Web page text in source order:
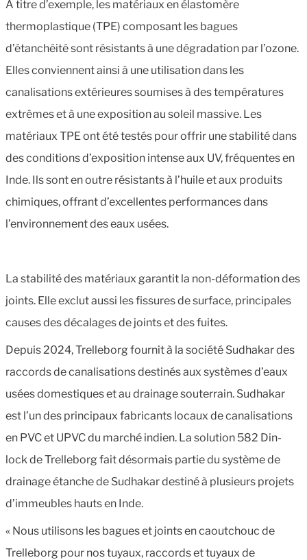
À titre d’exemple, les matériaux en élastomère
thermoplastique (TPE) composant les bagues
d’étanchéité sont résistants à une dégradation par l’ozone.
Elles conviennent ainsi à une utilisation dans les
canalisations extérieures soumises à des températures
extrêmes et à une exposition au soleil massive. Les
matériaux TPE ont été testés pour offrir une stabilité dans
des conditions d’exposition intense aux UV, fréquentes en
Inde. Ils sont en outre résistants à l’huile et aux produits
chimiques, offrant d’excellentes performances dans
l’environnement des eaux usées.
La stabilité des matériaux garantit la non-déformation des
joints. Elle exclut aussi les fissures de surface, principales
causes des décalages de joints et des fuites.
Depuis 2024, Trelleborg fournit à la société Sudhakar des
raccords de canalisations destinés aux systèmes d’eaux
usées domestiques et au drainage souterrain. Sudhakar
est l’un des principaux fabricants locaux de canalisations
en PVC et UPVC du marché indien. La solution 582 Din-
lock de Trelleborg fait désormais partie du système de
drainage étanche de Sudhakar destiné à plusieurs projets
d’immeubles hauts en Inde.
« Nous utilisons les bagues et joints en caoutchouc de
Trelleborg pour nos tuyaux, raccords et tuyaux de